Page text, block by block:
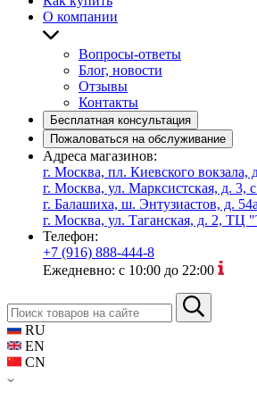
О компании
Вопросы-ответы
Блог, новости
Отзывы
Контакты
Бесплатная консультация
Пожаловаться на обслуживание
Адреса магазинов:
г. Москва, пл. Киевского
г. Москва, ул. Марксистская, д. 3,
г. Балашиха, ш. Энтузиастов, д.
г. Москва, ул. Таганская, д. 2, ТЦ
Телефон:
+7 (916) 888-444-8
Ежедневно: с 10:00 до 22:00
RU
EN
CN